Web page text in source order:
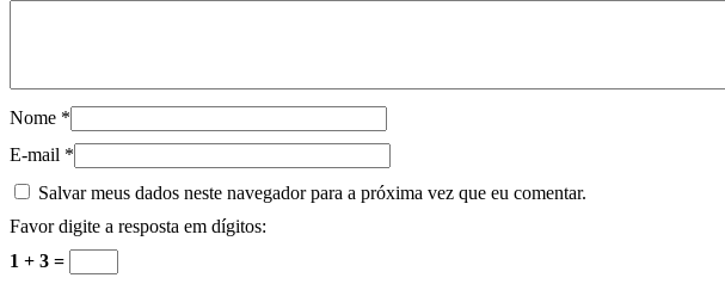
Nome *
E-mail *
Salvar meus dados neste navegador para a próxima vez que eu comentar.
Favor digite a resposta em dígitos:
1 + 3 =